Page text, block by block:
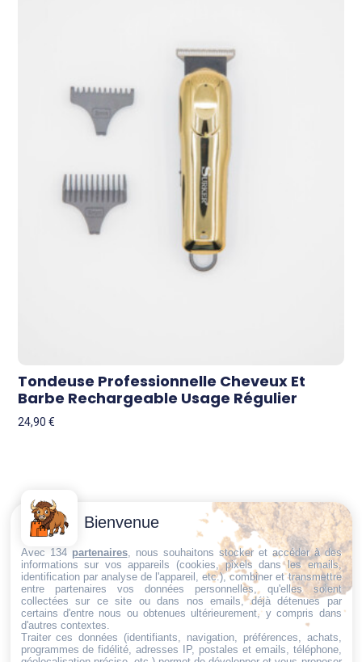
Tondeuse Professionnelle Cheveux Et
Barbe Rechargeable Usage Régulier
24,90€
Trouvez ce qu'il vous faut,
au bon endroit
Conditions
générales
de vente
Politique de
cookies
Politique de
confidentialité
Mentions
Contactez-
Nous
Email:
dt@sasbms.fr
Bienvenue
Avec 134 partenaires, nous souhaitons stocker et accéder à des
informations sur vos appareils (cookies, pixels dans les emails,
identification par analyse de l'appareil, etc.), combiner et transmettre
entre partenaires vos données personnelles, qu'elles soient
collectées sur ce site ou dans nos emails, déjà détenues par
certains d'entre nous ou obtenues ultérieurement, y compris dans
d'autres contextes.
Traiter ces données (identifiants, navigation, préférences, achats,
programmes de fidélité, adresses IP, postales et emails, téléphone,